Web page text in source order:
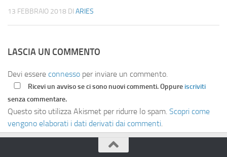
13 FEBBRAIO 2018 DI ARIES
LASCIA UN COMMENTO
Devi essere connesso per inviare un commento.
Ricevi un avviso se ci sono nuovi commenti. Oppure iscriviti
senza commentare.
Questo sito utilizza Akismet per ridurre lo spam. Scopri come
vengono elaborati i dati derivati dai commenti.